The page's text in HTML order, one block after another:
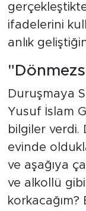
ifadelerini
anlık
Duruşmaya
Yusuf İslam
bilgiler verdi.
evinde
ve aşağıya
ve alkollü